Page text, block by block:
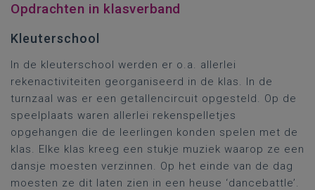
Opdrachten in klasverband
Kleuterschool
In de kleuterschool werden er o.a. allerlei
rekenactiviteiten georganiseerd in de klas. In de
turnzaal was er een getallencircuit opgesteld. Op de
speelplaats waren allerlei rekenspelletjes
opgehangen die de leerlingen konden spelen met de
klas. Elke klas kreeg een stukje muziek waarop ze een
dansje moesten verzinnen. Op het einde van de dag
moesten ze dit laten zien in een heuse ‘dancebattle’.